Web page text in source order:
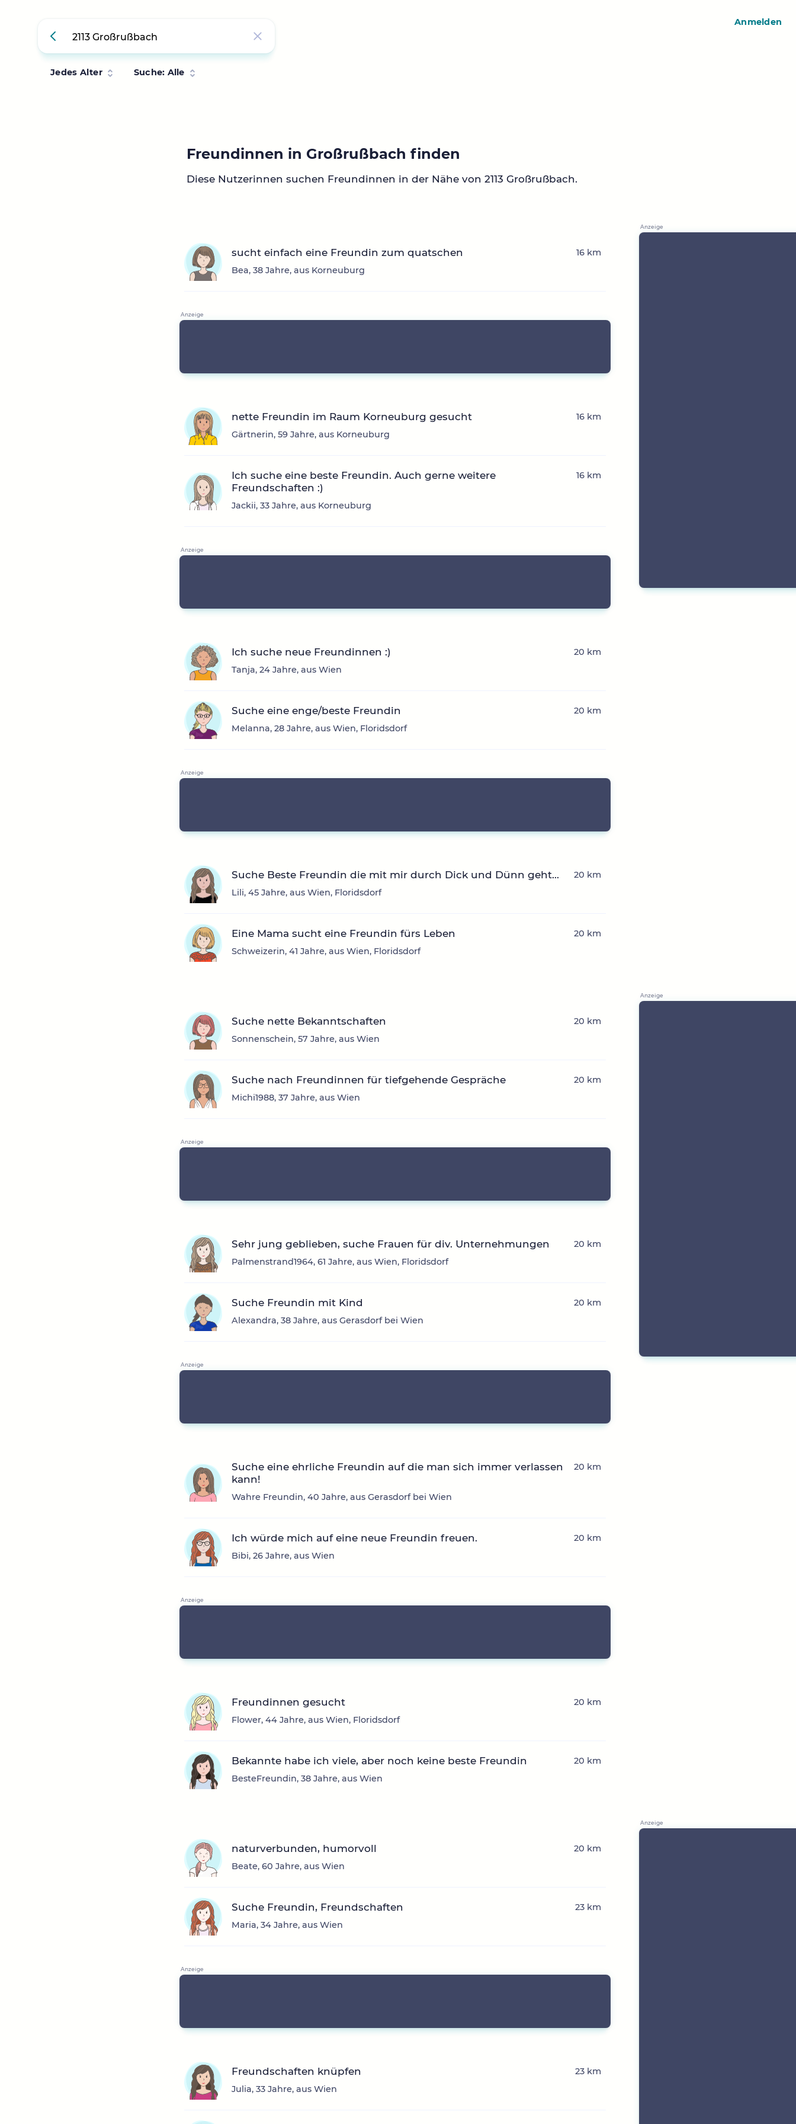
Jedes Alter Suche: Alle
Freundinnen in Großrußbach finden
Diese Nutzerinnen suchen Freundinnen in der Nähe von 2113 Großrußbach.
sucht einfach eine Freundin zum quatschen
Bea, 38 Jahre, aus Korneuburg
16 km
nette Freundin im Raum Korneuburg gesucht
Gärtnerin, 59 Jahre, aus Korneuburg
16 km
Ich suche eine beste Freundin. Auch gerne weitere
Freundschaften :)
Jackii, 33 Jahre, aus Korneuburg
16 km
Ich suche neue Freundinnen :)
Tanja, 24 Jahre, aus Wien
20 km
Suche eine enge/beste Freundin
Melanna, 28 Jahre, aus Wien, Floridsdorf
20 km
Suche Beste Freundin die mit mir durch Dick und Dünn geht...
Lili, 45 Jahre, aus Wien, Floridsdorf
20 km
Eine Mama sucht eine Freundin fürs Leben
Schweizerin, 41 Jahre, aus Wien, Floridsdorf
20 km
Suche nette Bekanntschaften
Sonnenschein, 57 Jahre, aus Wien
20 km
Suche nach Freundinnen für tiefgehende Gespräche
Michi1988, 37 Jahre, aus Wien
20 km
Sehr jung geblieben, suche Frauen für div. Unternehmungen
Palmenstrand1964, 61 Jahre, aus Wien, Floridsdorf
20 km
Suche Freundin mit Kind
Alexandra, 38 Jahre, aus Gerasdorf bei Wien
20 km
Suche eine ehrliche Freundin auf die man sich immer verlassen
kann!
Wahre Freundin, 40 Jahre, aus Gerasdorf bei Wien
20 km
Ich würde mich auf eine neue Freundin freuen.
Bibi, 26 Jahre, aus Wien
20 km
Freundinnen gesucht
Flower, 44 Jahre, aus Wien, Floridsdorf
20 km
Bekannte habe ich viele, aber noch keine beste Freundin
BesteFreundin, 38 Jahre, aus Wien
20 km
naturverbunden, humorvoll
Beate, 60 Jahre, aus Wien
20 km
Suche Freundin, Freundschaften
Maria, 34 Jahre, aus Wien
23 km
Freundschaften knüpfen
Julia, 33 Jahre, aus Wien
23 km
Anmelden